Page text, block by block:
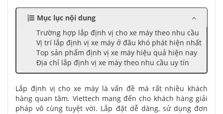
Mục lục nội dung
Trường hợp lắp định vị cho xe máy theo nhu cầu
Vị trí lắp định vị xe máy ở đâu khó phát hiện nhất
Top sản phẩm định vị xe máy hiệu quả hiện nay
Địa chỉ lắp định vị xe máy theo nhu cầu uy tín
Lắp định vị cho xe máy là vấn đề mà rất nhiều khách
hàng quan tâm. Viettech mang đến cho khách hàng giải
pháp vô cùng tuyệt vời. Lắp đặt dễ dàng, sử dụng đơn